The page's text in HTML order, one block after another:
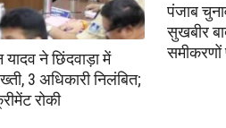
यादव ने छिंदवाड़ा में
3 अधिकारी निलंबित;
रोकी
पंजाब
सुखबीर